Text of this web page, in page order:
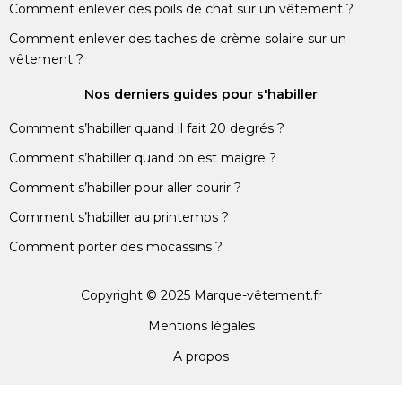
Comment enlever des poils de chat sur un vêtement ?
Comment enlever des taches de crème solaire sur un
vêtement ?
Nos derniers guides pour s'habiller
Comment s’habiller quand il fait 20 degrés ?
Comment s’habiller quand on est maigre ?
Comment s’habiller pour aller courir ?
Comment s’habiller au printemps ?
Comment porter des mocassins ?
Copyright © 2025 Marque-vêtement.fr
Mentions légales
A propos